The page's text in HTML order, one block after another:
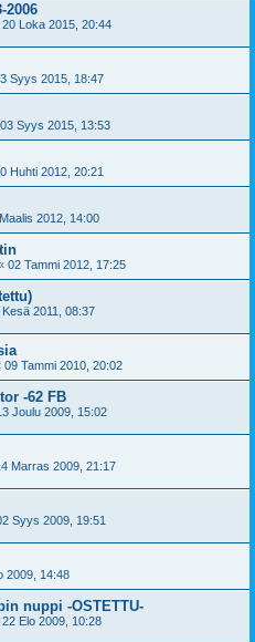
2006
20 Loka 2015, 20:44
Syys 2015, 18:47
03 Syys 2015, 13:53
Huhti 2012, 20:21
2012, 14:00
02 Tammi 2012, 17:25
Kesä 2011, 08:37
09 Tammi 2010, 20:02
-62 FB
Joulu 2009, 15:02
Marras 2009, 21:17
Syys 2009, 19:51
2009, 14:48
nuppi -OSTETTU-
22 Elo 2009, 10:28